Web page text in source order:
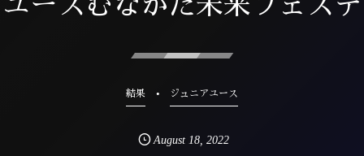
ースむなかた未来フェス
結果 ジュニアユース
August 18 ,2022